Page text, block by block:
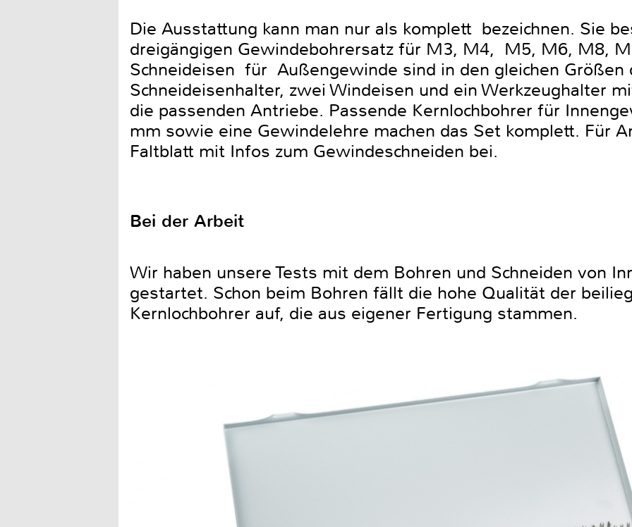
Die Ausstattung kann man nur als komplett bezeichnen. Sie
dreigängigen Gewindebohrersatz für M3, M4, M5, M6, M8,
Schneideisen für Außengewinde sind in den gleichen Größen
Schneideisenhalter, zwei Windeisen und ein Werkzeughalter
die passenden Antriebe. Passende Kernlochbohrer für
mm sowie eine Gewindelehre machen das Set komplett. Für
Faltblatt mit Infos zum Gewindeschneiden bei.
Bei der Arbeit
Wir haben unsere Tests mit dem Bohren und Schneiden von
gestartet. Schon beim Bohren fällt die hohe Qualität der
Kernlochbohrer auf, die aus eigener Fertigung stammen.